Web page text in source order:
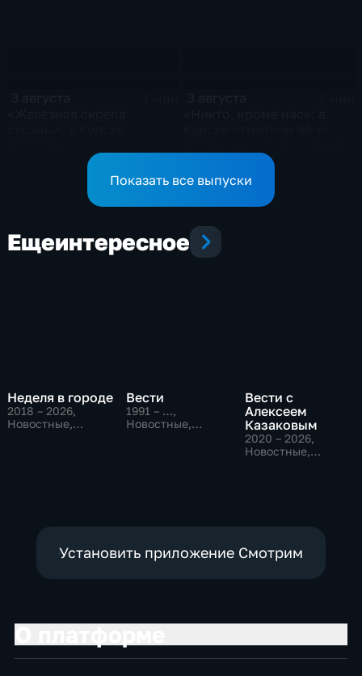
железнодорожников
Показать все выпуски
Ещеинтересное
Неделя в городе
2018 – 2026,
Новостные,
Вести
1991 – …,
Новостные,
Вести с
Алексеем
Казаковым
2020 – 2026,
Новостные,
Установить приложение Смотрим